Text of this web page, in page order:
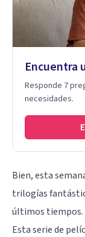
Encuentra
Responde 7
necesidades.
Bien, esta
trilogías
últimos tiempos.
Esta serie de